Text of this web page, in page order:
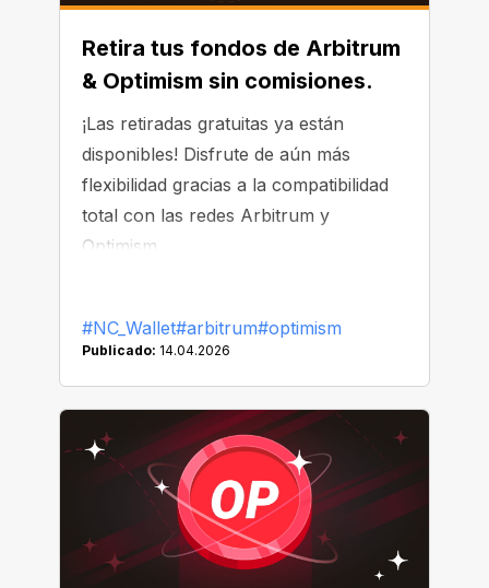
Retira tus fondos de Arbitrum
& Optimism sin comisiones.
¡Las retiradas gratuitas ya están
disponibles! Disfrute de aún más
flexibilidad gracias a la compatibilidad
total con las redes Arbitrum y
Optimism.
#NC_Wallet#arbitrum#optimism
Publicado: 14.04.2026